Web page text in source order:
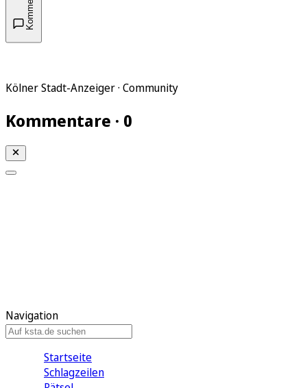
Kölner Stadt-Anzeiger · Community
Kommentare · 0
Navigation
Startseite
Schlagzeilen